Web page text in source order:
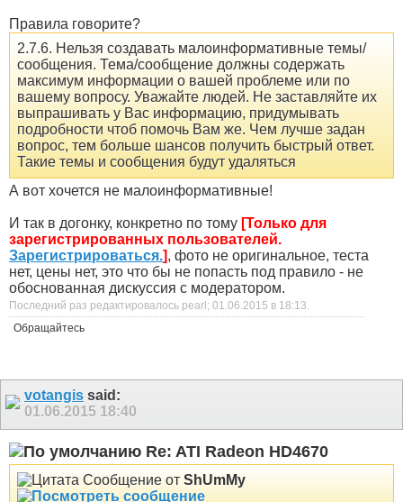
Правила говорите?
2.7.6. Нельзя создавать малоинформативные темы/
сообщения. Тема/сообщение должны содержать
максимум информации о вашей проблеме или по
вашему вопросу. Уважайте людей. Не заставляйте их
выпрашивать у Вас информацию, придумывать
подробности чтоб помочь Вам же. Чем лучше задан
вопрос, тем больше шансов получить быстрый ответ.
Такие темы и сообщения будут удаляться
А вот хочется не малоинформативные!
И так в догонку, конкретно по тому [Только для
зарегистрированных пользователей.
Зарегистрироваться.], фото не оригинальное, теста
нет, цены нет, это что бы не попасть под правило - не
обоснованная дискуссия с модератором.
Последний раз редактировалось pearl; 01.06.2015 в 18:13.
Обращайтесь
votangis said:
01.06.2015 18:40
Re: ATI Radeon HD4670
Сообщение от ShUmMy